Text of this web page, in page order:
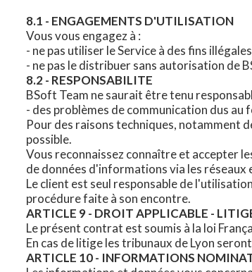
8.1 - ENGAGEMENTS D'UTILISATION
Vous vous engagez à :
- ne pas utiliser le Service à des fins
- ne pas le distribuer sans autorisation de
8.2 - RESPONSABILITE
BSoft Team ne saurait être tenu
- des problèmes de communication dus
Pour des raisons techniques, notamment
possible.
Vous reconnaissez connaître et accepter
de données d'informations via les
Le client est seul responsable de
procédure faite à son encontre.
ARTICLE 9 - DROIT APPLICABLE -
Le présent contrat est soumis à la loi
En cas de litige les tribunaux de Lyon
ARTICLE 10 - INFORMATIONS